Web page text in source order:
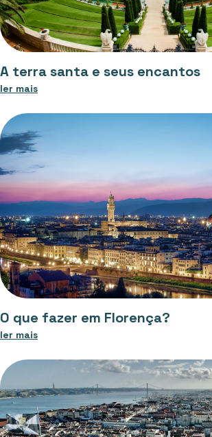
A terra santa e seus encantos
ler mais
O que fazer em Florença?
ler mais